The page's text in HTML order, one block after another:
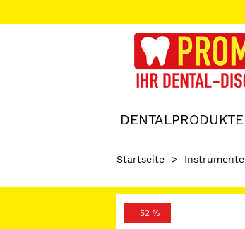
DENTALPRODUKTE
Startseite > Instrumente
-52 %